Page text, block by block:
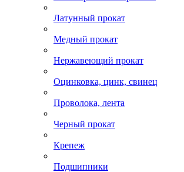
Латунный прокат
Медный прокат
Нержавеющий прокат
Оцинковка, цинк, свинец
Проволока, лента
Черный прокат
Крепеж
Подшипники